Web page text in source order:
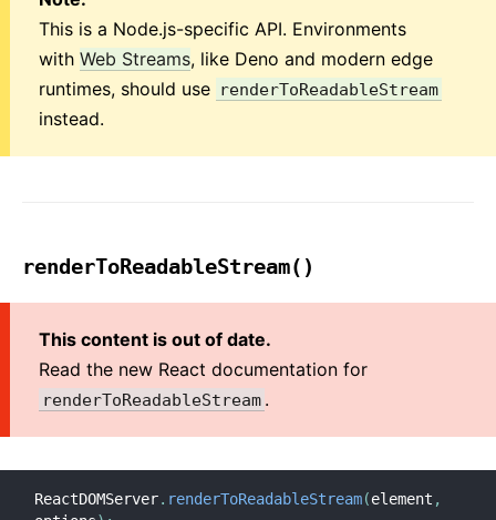
This is a Node.js-specific API. Environments
with Web Streams, like Deno and modern edge
runtimes, should use renderToReadableStream
instead.
renderToReadableStream()
This content is out of date.
Read the new React documentation for
renderToReadableStream .
ReactDOMServer. renderToReadableStream(element ,